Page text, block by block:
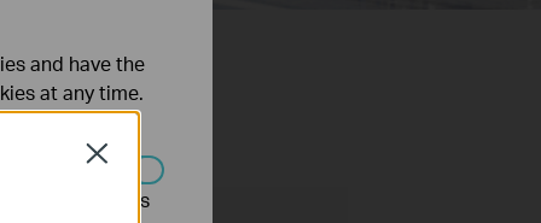
Close
and have the
at any time.
être désactivés